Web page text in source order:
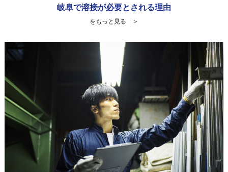
岐阜で溶接が必要とされる理由
をもっと見る ＞